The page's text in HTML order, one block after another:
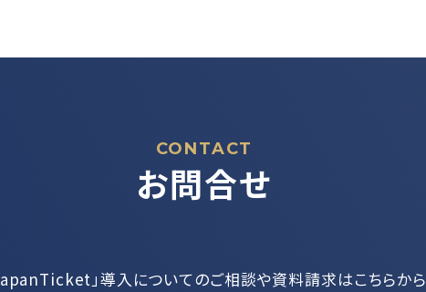
CONTACT
お問合せ
」導入についてのご相談や資料請求はこちらから